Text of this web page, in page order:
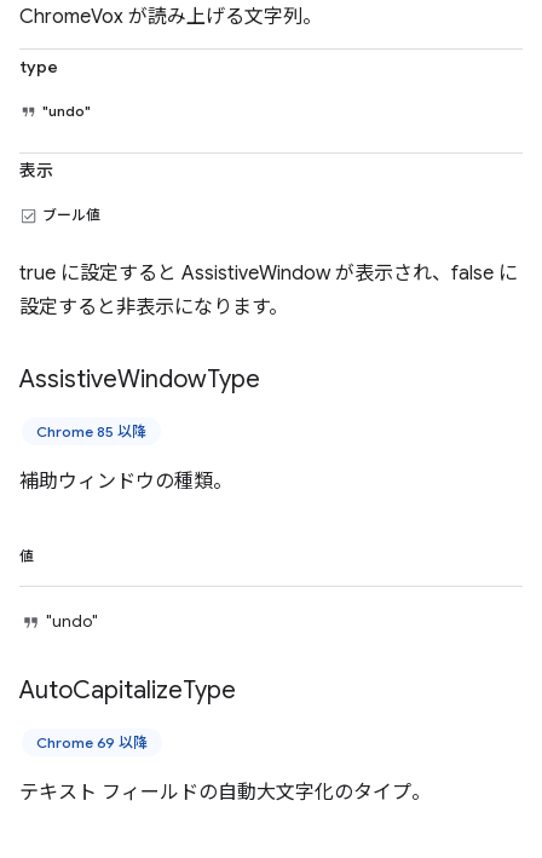
ChromeVox が読み上げる文字列。
type
"undo"
表示
ブール値
true に設定すると AssistiveWindow が表示され、false に
設定すると非表示になります。
AssistiveWindowType
Chrome 85 以降
補助ウィンドウの種類。
値
"undo"
AutoCapitalizeType
Chrome 69 以降
テキスト フィールドの自動大文字化のタイプ。